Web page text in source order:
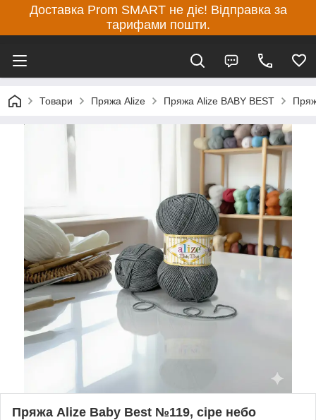
Доставка Prom SMART не діє! Відправка за
тарифами пошти.
Товари Пряжа Alize Пряжа Alize BABY BEST
Пряжа Alize Baby Best №119, сіре небо